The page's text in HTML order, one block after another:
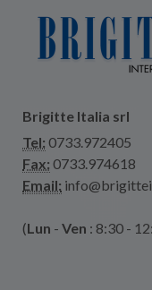
Brigitte Italia srl
Tel: 0733.972405
Fax: 0733.974618
Email:
(Lun - Ven : 8:30 -